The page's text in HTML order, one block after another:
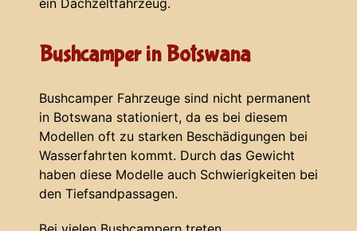
ein Dachzeltfahrzeug.
Bushcamper in Botswana
Bushcamper Fahrzeuge sind nicht permanent
in Botswana stationiert, da es bei diesem
Modellen oft zu starken Beschädigungen bei
Wasserfahrten kommt. Durch das Gewicht
haben diese Modelle auch Schwierigkeiten bei
den Tiefsandpassagen.